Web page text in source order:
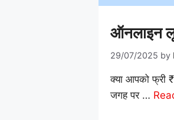
ऑनलाइन
29/07/2025 by
क्या आपको फ्री
जगह पर …